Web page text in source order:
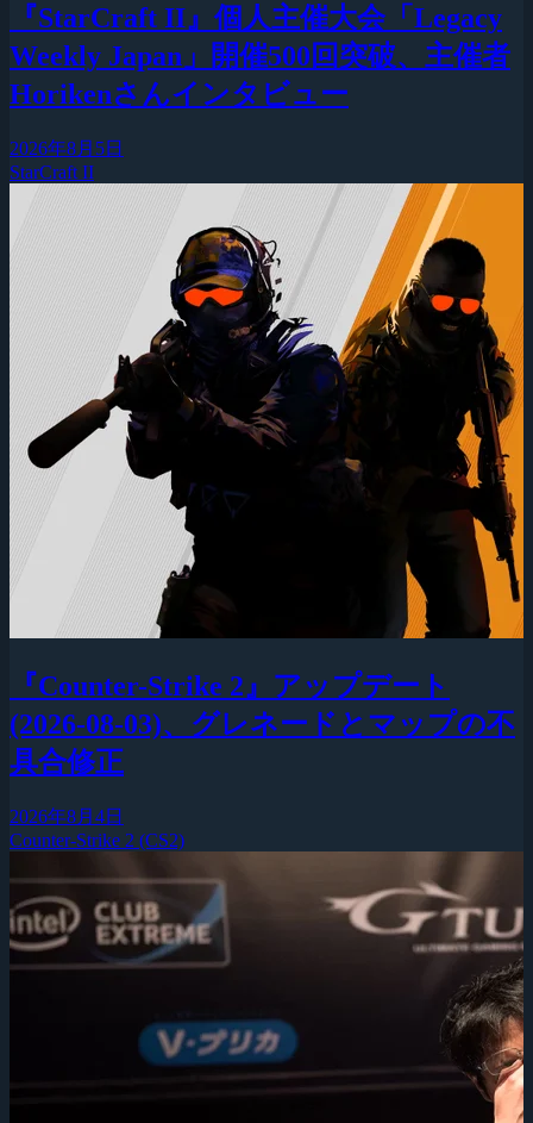
『StarCraft II』個人主催大会「Legacy
Weekly Japan」開催500回突破、主催者
Horikenさんインタビュー
2026年8月5日
StarCraft II
『Counter-Strike 2』アップデート
(2026-08-03)、グレネードとマップの不
具合修正
2026年8月4日
Counter-Strike 2 (CS2)